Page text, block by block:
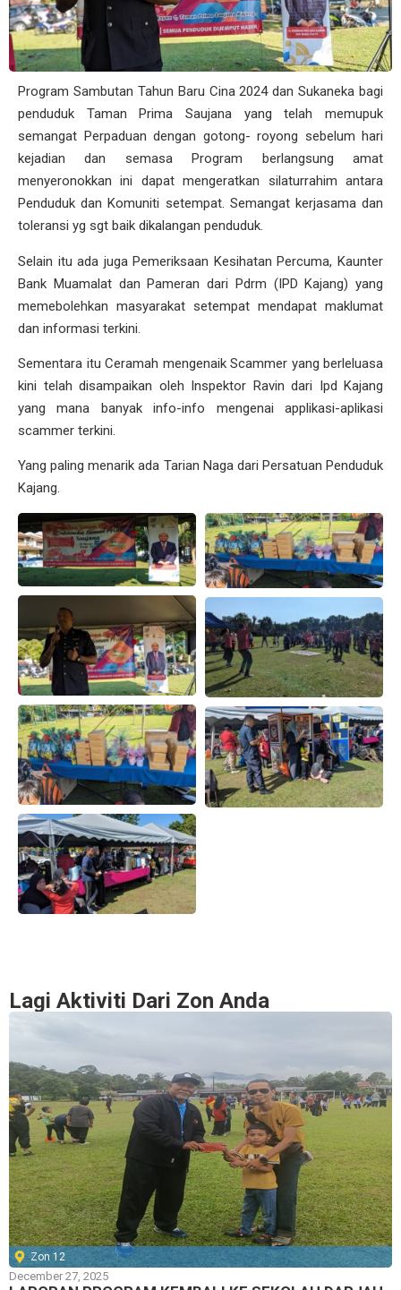
Program Sambutan Tahun Baru Cina 2024 dan Sukaneka bagi
penduduk Taman Prima Saujana yang telah memupuk
semangat Perpaduan dengan gotong- royong sebelum hari
kejadian dan semasa Program berlangsung amat
menyeronokkan ini dapat mengeratkan silaturrahim antara
Penduduk dan Komuniti setempat. Semangat kerjasama dan
toleransi yg sgt baik dikalangan penduduk.
Selain itu ada juga Pemeriksaan Kesihatan Percuma, Kaunter
Bank Muamalat dan Pameran dari Pdrm (IPD Kajang) yang
memebolehkan masyarakat setempat mendapat maklumat
dan informasi terkini.
Sementara itu Ceramah mengenaik Scammer yang berleluasa
kini telah disampaikan oleh Inspektor Ravin dari Ipd Kajang
yang mana banyak info-info mengenai applikasi-aplikasi
scammer terkini.
Yang paling menarik ada Tarian Naga dari Persatuan Penduduk
Kajang.
Lagi Aktiviti Dari Zon Anda
Zon 12
December 27, 2025